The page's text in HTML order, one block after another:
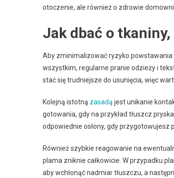
otoczenie, ale również o zdrowie
Jak dbać o
Aby zminimalizować ryzyko
wszystkim, regularne pranie odzieży i
stać się trudniejsze do usunięcia, więc
Kolejną istotną zasadą jest unikanie
gotowania, gdy na przykład tłuszcz
odpowiednie osłony, gdy przygotowujesz
Również szybkie reagowanie na
plama zniknie całkowicie. W przypadku
aby wchłonąć nadmiar tłuszczu, a